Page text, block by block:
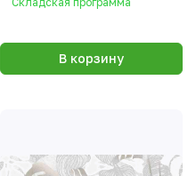
В корзину